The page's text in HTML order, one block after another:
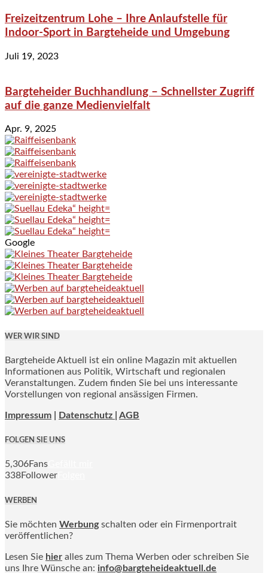
Freizeitzentrum Lohe – Ihre Anlaufstelle für
Indoor-Sport in Bargteheide und Umgebung
Juli 19, 2023
Bargteheider Buchhandlung – Schnellster Zugriff
auf die ganze Medienvielfalt
Apr. 9, 2025
Google
WER WIR SIND
Bargteheide Aktuell ist ein online Magazin mit aktuellen
Informationen aus Politik, Wirtschaft und regionalen
Veranstaltungen. Zudem finden Sie bei uns interessante
Vorstellungen von regional ansässigen Firmen.
Impressum Datenschutz | AGB
FOLGEN SIE UNS
5,306Fans
338Follower
WERBEN
Sie möchten Werbung schalten oder ein Firmenportrait
veröffentlichen?
Lesen Sie hier alles zum Thema Werben oder schreiben Sie
uns Ihre Wünsche an: info@bargteheideaktuell.de